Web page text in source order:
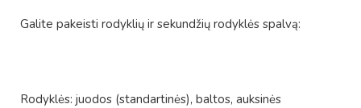
Galite pakeisti rodyklių ir sekundžių rodyklės spalvą:
Rodyklės: juodos (standartinės), baltos, auksinės